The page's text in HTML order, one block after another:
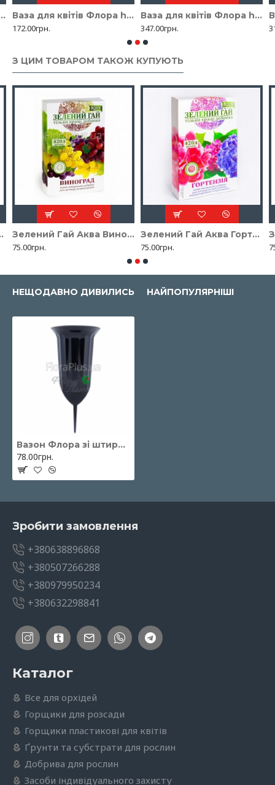
Флора h29
Ваза для квітів Флора h38
172.00грн.
Ваза для квітів Флора h51
347.00грн.
З ЦИМ ТОВАРОМ ТАКОЖ КУПУЮТЬ
20л
Зелений Гай Аква Виноград 300 гр.
75.00грн.
Зелений Гай Аква Гортензія 300 гр.
75.00грн.
НЕЩОДАВНО ДИВИЛИСЬ НАЙПОПУЛЯРНІШІ
Вазон Флора зі штирем d16
78.00грн.
Зробити замовлення
+380638896868
+380507266288
+380979950234
+380632298841
Каталог
Все для орхідей
Горщики для розсади
Горщики пластикові для квітів
Ґрунти та субстрати для рослин
Добрива для рослин
Засоби індивідуального захисту